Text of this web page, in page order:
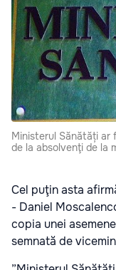
Ministerul Sănătăți
de la absolvenţi de la
Cel puţin asta
- Daniel
copia unei
semnată de